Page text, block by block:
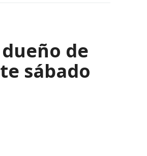
de
sábado